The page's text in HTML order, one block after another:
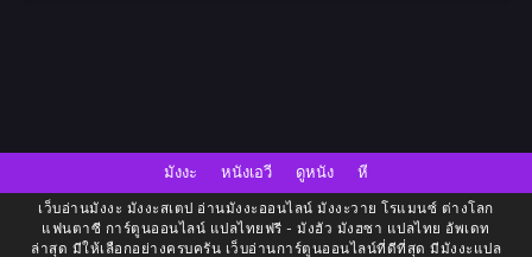
มังงะ หนังเอวี ดูหนัง หี
เว็บอ่านมังงะ มังงะสเตป อ่านมังงะออนไลน์ มังงะวาย โรแมนซ์ ต่างโลก
แฟนตาซี การ์ตูนออนไลน์ แปลไทยฟรี - มังฮัว มังฮซา แปลไทย อัพเดท
ล่าสุด มีให้เลือกอย่างครบครัน เว็บอ่านการ์ตูนออนไลน์ที่ดีที่สุด มีมังงะแปล